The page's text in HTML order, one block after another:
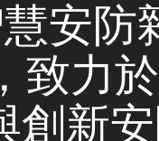
安防
致力
創新